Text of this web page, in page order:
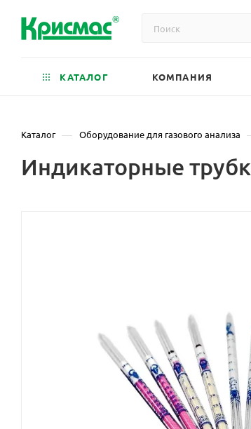
КАТАЛОГ КОМПАНИЯ
Каталог — Оборудование для газового анализа
Индикаторные